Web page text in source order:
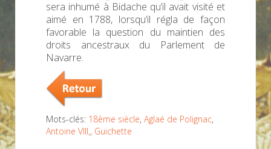
sera inhumé à Bidache qu’il avait visité et
aimé en 1788, lorsqu’il régla de façon
favorable la question du maintien des
droits ancestraux du Parlement de
Navarre.
Mots-clés: 18ème siècle, Aglaé de Polignac,
Antoine VIII,, Guichette